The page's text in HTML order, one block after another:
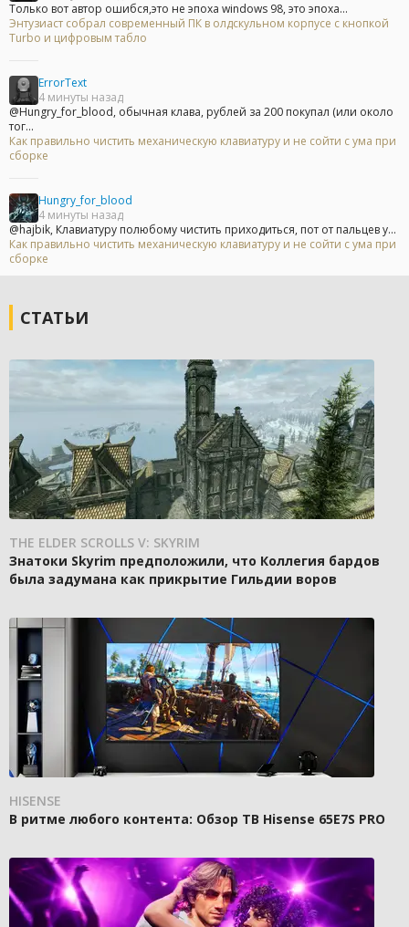
Только вот автор ошибся,это не эпоха windows 98, это эпоха...
Энтузиаст собрал современный ПК в олдскульном корпусе с кнопкой
Turbo и цифровым табло
ErrorText
4 минуты назад
@Hungry_for_blood, обычная клава, рублей за 200 покупал (или около
тог...
Как правильно чистить механическую клавиатуру и не сойти с ума при
сборке
Hungry_for_blood
4 минуты назад
@hajbik, Клавиатуру полюбому чистить приходиться, пот от пальцев у...
Как правильно чистить механическую клавиатуру и не сойти с ума при
сборке
СТАТЬИ
THE ELDER SCROLLS V: SKYRIM
Знатоки Skyrim предположили, что Коллегия бардов
была задумана как прикрытие Гильдии воров
HISENSE
В ритме любого контента: Обзор ТВ Hisense 65E7S PRO